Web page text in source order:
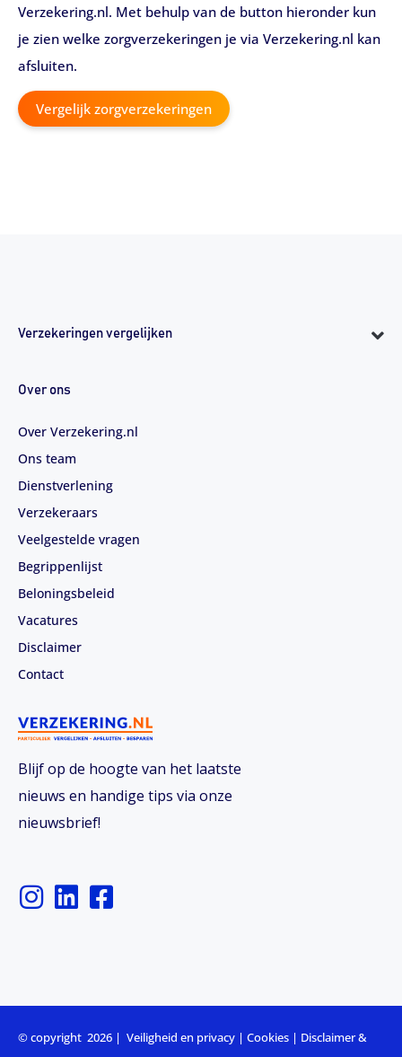
Verzekering.nl. Met behulp van de button hieronder kun
je zien welke zorgverzekeringen je via Verzekering.nl kan
afsluiten.
Vergelijk zorgverzekeringen
Blijf op de hoogte van het laatste
nieuws en handige tips via onze
nieuwsbrief!
I
n
g
r
L
i
d
i
F
a
o
o
Verzekeringen vergelijken
Over ons
Over Verzekering.nl
Ons team
Dienstverlening
Verzekeraars
Veelgestelde vragen
Begrippenlijst
Beloningsbeleid
Vacatures
Disclaimer
Contact
© copyright 2026 | Veiligheid en privacy | Cookies | Disclaimer &